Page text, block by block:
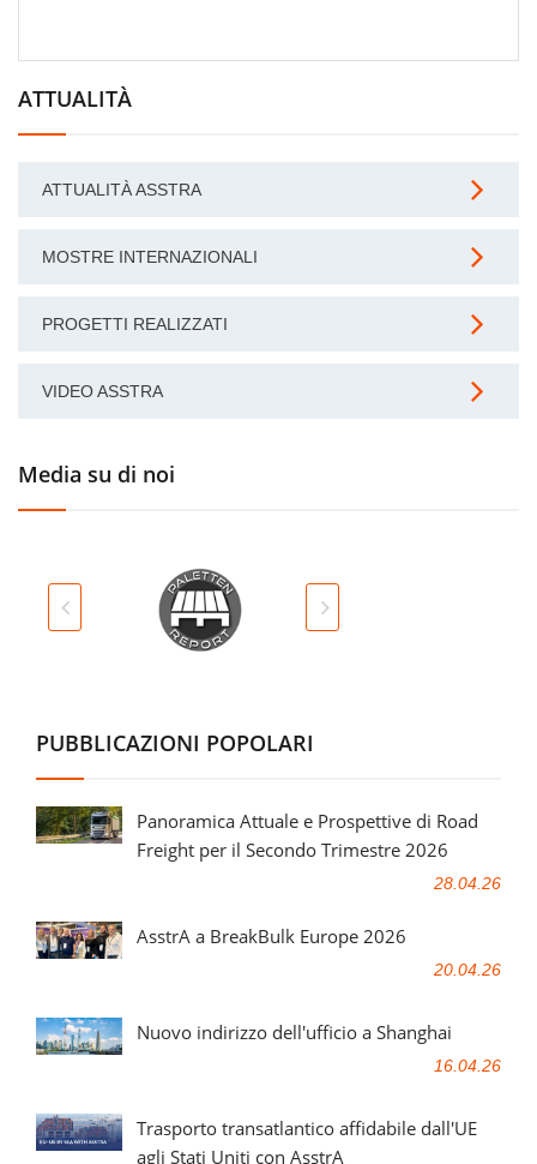
ATTUALITÀ
ATTUALITÀ ASSTRA
MOSTRE INTERNAZIONALI
PROGETTI REALIZZATI
VIDEO ASSTRA
Media su di noi
PUBBLICAZIONI POPOLARI
Panoramica Attuale e Prospettive di Road
Freight per il Secondo Trimestre 2026
28.04.26
AsstrA a BreakBulk Europe 2026
20.04.26
Nuovo indirizzo dell'ufficio a Shanghai
16.04.26
Trasporto transatlantico affidabile dall'UE
agli Stati Uniti con AsstrA